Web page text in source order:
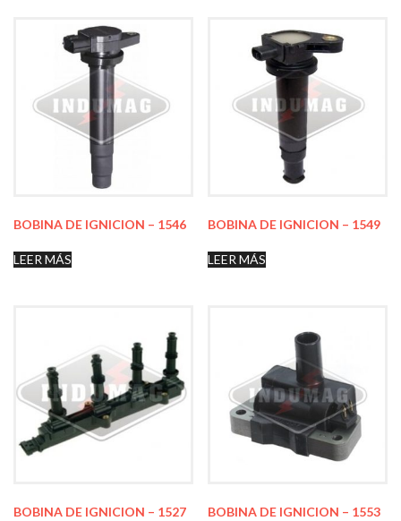
BOBINA DE IGNICION – 1546
LEER MÁS
BOBINA DE IGNICION – 1549
LEER MÁS
BOBINA DE IGNICION – 1527 BOBINA DE IGNICION – 1553